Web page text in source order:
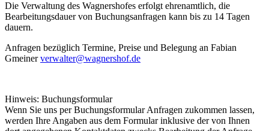
Die Verwaltung des Wagnershofes erfolgt ehrenamtlich, die
Bearbeitungsdauer von Buchungsanfragen kann bis zu 14 Tagen
dauern.
Anfragen bezüglich Termine, Preise und Belegung an Fabian
Gmeinerverwalter@wagnershof.de
Hinweis: Buchungsformular
Wenn Sie uns per Buchungsformular Anfragen zukommen lassen,
werden Ihre Angaben aus dem Formular inklusive der von Ihnen